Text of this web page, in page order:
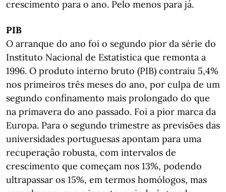
crescimento para o ano. Pelo menos para já.
PIB
O arranque do ano foi o segundo pior da série do
Instituto Nacional de Estatística que remonta a
1996. O produto interno bruto (PIB) contraiu 5,4%
nos primeiros três meses do ano, por culpa de um
segundo confinamento mais prolongado do que
na primavera do ano passado. Foi a pior marca da
Europa. Para o segundo trimestre as previsões das
universidades portuguesas apontam para uma
recuperação robusta, com intervalos de
crescimento que começam nos 13%, podendo
ultrapassar os 15%, em termos homólogos, mas